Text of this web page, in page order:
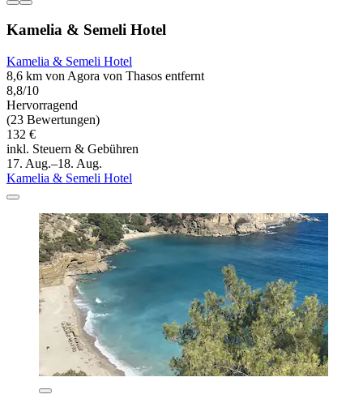
Kamelia & Semeli Hotel
Kamelia & Semeli Hotel
8,6 km von Agora von Thasos entfernt
8,8/10
Hervorragend
(23 Bewertungen)
132 €
inkl. Steuern & Gebühren
17. Aug.–18. Aug.
Kamelia & Semeli Hotel